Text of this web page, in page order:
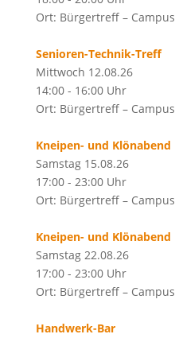
Ort: Bürgertreff – Campus
Senioren-Technik-Treff
Mittwoch 12.08.26
14:00 - 16:00 Uhr
Ort: Bürgertreff – Campus
Kneipen- und Klönabend
Samstag 15.08.26
17:00 - 23:00 Uhr
Ort: Bürgertreff – Campus
Kneipen- und Klönabend
Samstag 22.08.26
17:00 - 23:00 Uhr
Ort: Bürgertreff – Campus
Handwerk-Bar